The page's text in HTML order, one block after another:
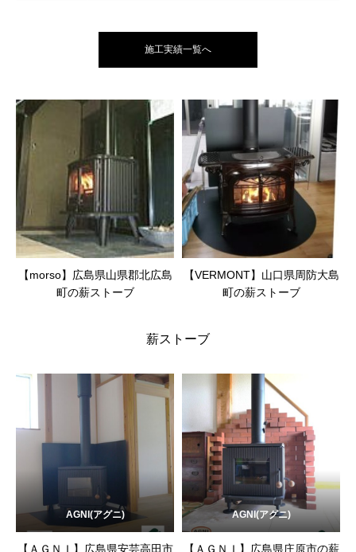
施工実績一覧へ
【morso】広島県山県郡北広島
町の薪ストーブ
【VERMONT】山口県周防大島
町の薪ストーブ
薪ストーブ
AGNI(アグニ)
【ＡＧＮＩ】広島県安芸高田市
AGNI(アグニ)
【ＡＧＮＩ】広島県庄原市の薪